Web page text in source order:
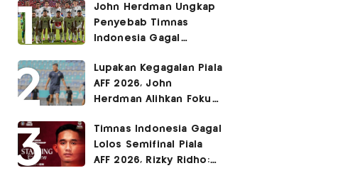
John Herdman Ungkap
Penyebab Timnas
Indonesia Gagal
Piala AFF 2026
Lupakan Kegagalan Piala
AFF 2026, John
Herdman Alihkan Fokus
FIFA ASEAN Cup
Timnas Indonesia Gagal
Lolos Semifinal Piala
AFF 2026, Rizky Ridho: